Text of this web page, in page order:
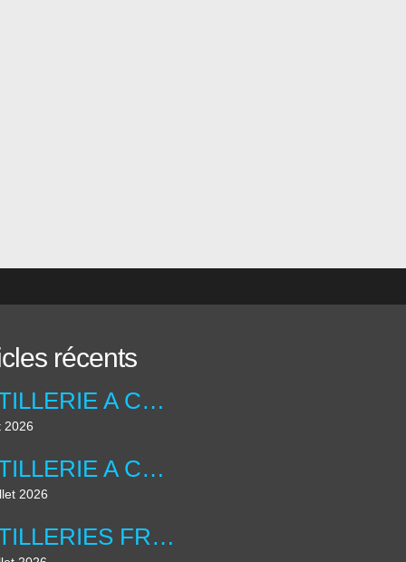
récents
ARTILLERIE A CHEVAL ANGLAISE ....UNIFORMOLOGIE
2026
ARTILLERIE A CHEVAL ANGLAISE ...
2026
ARTILLERIES FRANCAISE , LES DIORAMAS ....